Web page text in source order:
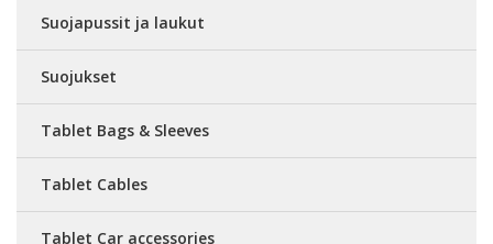
Suojapussit ja laukut
Suojukset
Tablet Bags & Sleeves
Tablet Cables
Tablet Car accessories